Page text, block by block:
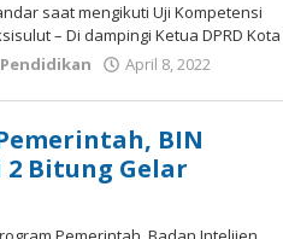
saat mengikuti Uji Kompetensi
– Di dampingi Ketua DPRD Kota
Pendidikan April 8, 2022
BIN
2 Bitung Gelar